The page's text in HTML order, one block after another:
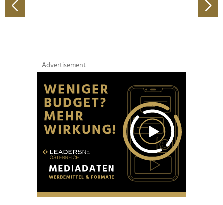
Partner führen diese Informationen möglicherweise mit
weiteren Daten zusammen, die Sie ihnen bereitgestellt
Advertisement